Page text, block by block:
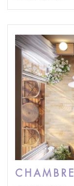
CHAMBRE